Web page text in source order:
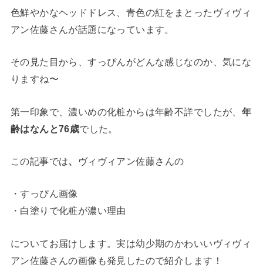
色鮮やかなヘッドドレス、青色の紅をまとったヴィヴィ
アン佐藤さんが話題になっています。
その見た目から、すっぴんがどんな感じなのか、気にな
りますね〜
第一印象で、濃いめの化粧からは年齢不詳でしたが、 年
齢はなんと76歳でした。
この記事では、 ヴィヴィアン佐藤さんの
・すっぴん画像
・白塗りで化粧が濃い理由
についてお届けします。実は幼少期のかわいいヴィヴィ
アン佐藤さんの画像も発見したので紹介します！